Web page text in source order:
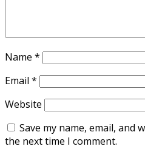
Name *
Email *
Website
Save my name, email, and
the next time I comment.